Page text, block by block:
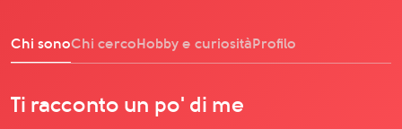
Chi sonoChi cercoHobby e curiositàProfilo
Ti racconto un po' di me